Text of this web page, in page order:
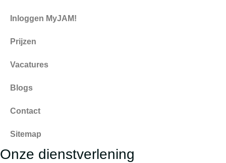
Inloggen MyJAM!
Prijzen
Vacatures
Blogs
Contact
Sitemap
Onze dienstverlening